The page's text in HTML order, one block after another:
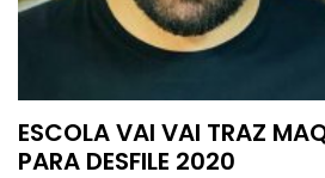
ESCOLA VAI VAI TRAZ
PARA DESFILE 2020